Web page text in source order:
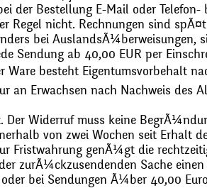
der Bestellung E-Mail oder
Regel nicht. Rechnungen sind
bei AuslandsÃ¼berweisungen,
Sendung ab 40,00 EUR per
besteht Eigentumsvorbehalt
an Erwachsen nach Nachweis des
Der Widerruf muss keine
von zwei Wochen seit Erhalt
Fristwahrung genÃ¼gt die
zurÃ¼ckzusendenden Sache
bei Sendungen Ã¼ber 40,00